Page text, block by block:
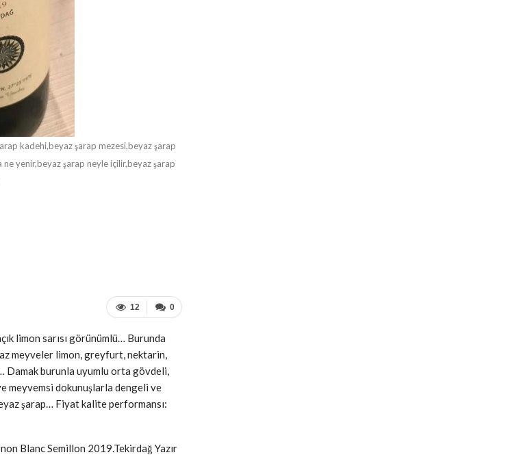
kadehi,beyaz şarap mezesi,beyaz şarap
yenir,beyaz şarap neyle içilir,beyaz şarap
0
12
limon sarısı görünümlü… Burunda
meyveler limon, greyfurt, nektarin,
Damak burunla uyumlu orta gövdeli,
meyvemsi dokunuşlarla dengeli ve
şarap… Fiyat kalite performansı:
Blanc Semillon 2019.Tekirdağ Yazır